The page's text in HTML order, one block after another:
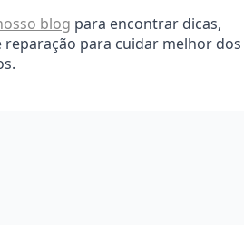
blog para encontrar dicas,
reparação para cuidar melhor dos